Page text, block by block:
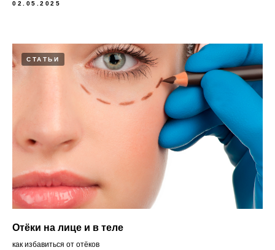
02.05.2025
СТАТЬИ
Отёки на лице и в теле
как избавиться от отёков